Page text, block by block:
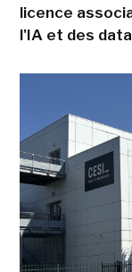
licence
l'IA et des